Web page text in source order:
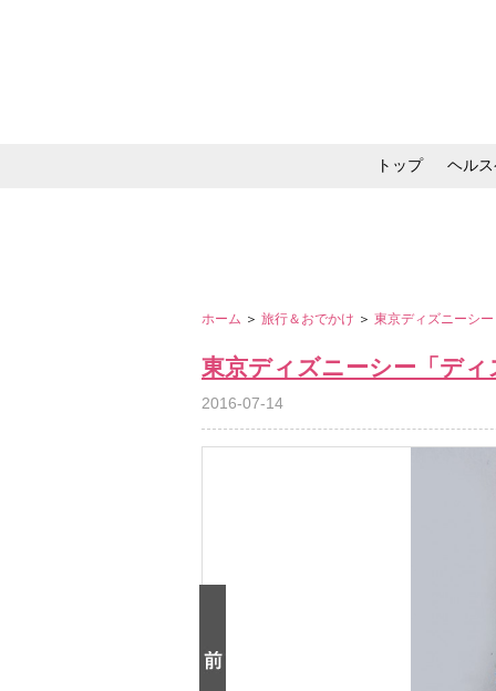
トップ ヘル
ホーム ＞ 旅行＆おでかけ ＞ 東京ディズニーシ
東京ディズニーシー「デ
2016-07-14